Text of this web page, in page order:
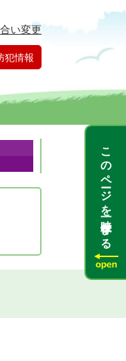
い変更
犯情報
このページを一時保存する